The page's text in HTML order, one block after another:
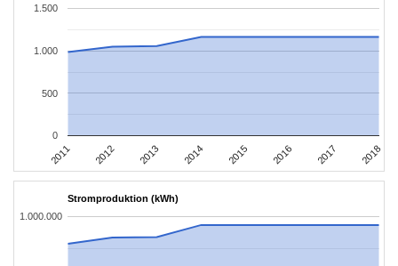
2011 2012 2013 2014 2015 2016 2017 2018
0
500
1.000
1.500
Stromproduktion (kWh)
1.000.000